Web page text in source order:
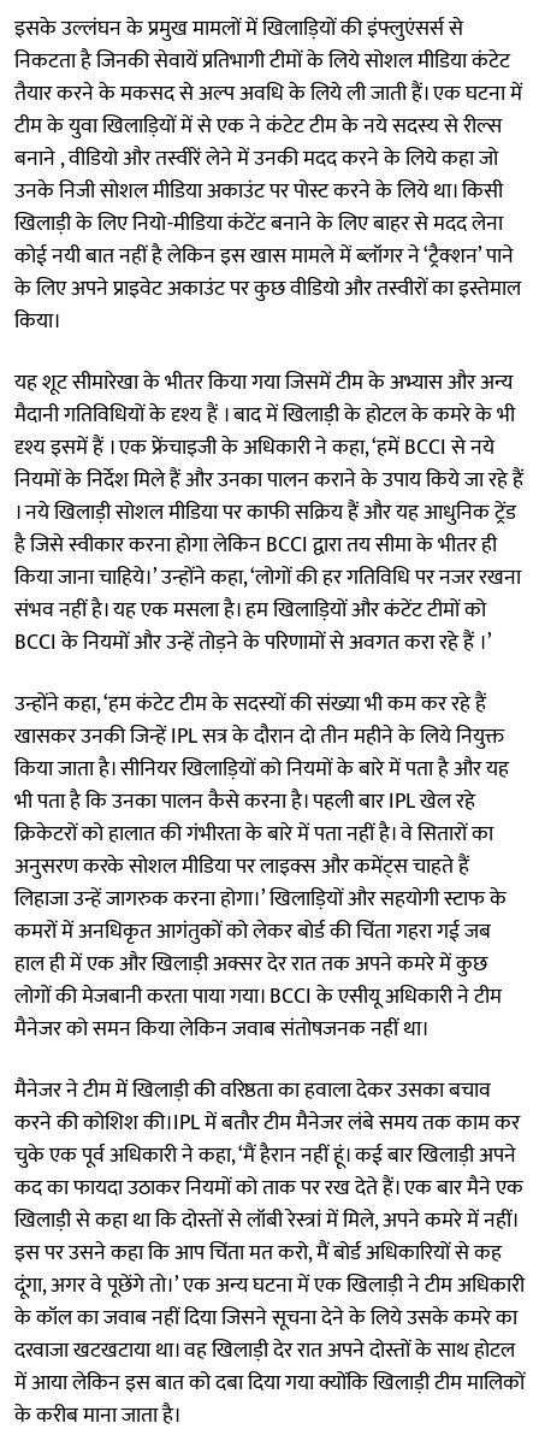
इसके उल्लंघन के प्रमुख मामलों में खिलाड़ियों की इंफ्लुएंसर्स से
निकटता है जिनकी सेवायें प्रतिभागी टीमों के लिये सोशल मीडिया कंटेट
तैयार करने के मकसद से अल्प अवधि के लिये ली जाती हैं। एक घटना में
टीम के युवा खिलाड़ियों में से एक ने कंटेट टीम के नये सदस्य से रील्स
बनाने , वीडियो और तस्वीरें लेने में उनकी मदद करने के लिये कहा जो
उनके निजी सोशल मीडिया अकाउंट पर पोस्ट करने के लिये था। किसी
खिलाड़ी के लिए नियो-मीडिया कंटेंट बनाने के लिए बाहर से मदद लेना
कोई नयी बात नहीं है लेकिन इस खास मामले में ब्लॉगर ने ‘ट्रैक्शन’ पाने
के लिए अपने प्राइवेट अकाउंट पर कुछ वीडियो और तस्वीरों का इस्तेमाल
किया।
यह शूट सीमारेखा के भीतर किया गया जिसमें टीम के अभ्यास और अन्य
मैदानी गतिविधियों के दृश्य हैं । बाद में खिलाड़ी के होटल के कमरे के भी
दृश्य इसमें हैं । एक फ्रेंचाइजी के अधिकारी ने कहा, ‘हमें BCCI से नये
नियमों के निर्देश मिले हैं और उनका पालन कराने के उपाय किये जा रहे हैं
। नये खिलाड़ी सोशल मीडिया पर काफी सक्रिय हैं और यह आधुनिक ट्रेंड
है जिसे स्वीकार करना होगा लेकिन BCCI द्वारा तय सीमा के भीतर ही
किया जाना चाहिये।’ उन्होंने कहा, ‘लोगों की हर गतिविधि पर नजर रखना
संभव नहीं है। यह एक मसला है। हम खिलाड़ियों और कंटेंट टीमों को
BCCI के नियमों और उन्हें तोड़ने के परिणामों से अवगत करा रहे हैं ।’
उन्होंने कहा, ‘हम कंटेट टीम के सदस्यों की संख्या भी कम कर रहे हैं
खासकर उनकी जिन्हें IPL सत्र के दौरान दो तीन महीने के लिये नियुक्त
किया जाता है। सीनियर खिलाड़ियों को नियमों के बारे में पता है और यह
भी पता है कि उनका पालन कैसे करना है। पहली बार IPL खेल रहे
क्रिकेटरों को हालात की गंभीरता के बारे में पता नहीं है। वे सितारों का
अनुसरण करके सोशल मीडिया पर लाइक्स और कमेंट्स चाहते हैं
लिहाजा उन्हें जागरुक करना होगा।’ खिलाड़ियों और सहयोगी स्टाफ के
कमरों में अनधिकृत आगंतुकों को लेकर बोर्ड की चिंता गहरा गई जब
हाल ही में एक और खिलाड़ी अक्सर देर रात तक अपने कमरे में कुछ
लोगों की मेजबानी करता पाया गया। ‍BCCI के एसीयू अधिकारी ने टीम
मैनेजर को समन किया लेकिन जवाब संतोषजनक नहीं था।
मैनेजर ने टीम में खिलाड़ी की वरिष्ठता का हवाला देकर उसका बचाव
करने की कोशिश की।IPL में बतौर टीम मैनेजर लंबे समय तक काम कर
चुके एक पूर्व अधिकारी ने कहा, ‘मैं हैरान नहीं हूं। कई बार खिलाड़ी अपने
कद का फायदा उठाकर नियमों को ताक पर रख देते हैं। एक बार मैने एक
खिलाड़ी से कहा था कि दोस्तों से लॉबी रेस्त्रां में मिले, अपने कमरे में नहीं।
इस पर उसने कहा कि आप चिंता मत करो, मैं बोर्ड अधिकारियों से कह
दूंगा, अगर वे पूछेंगे तो।’ एक अन्य घटना में एक खिलाड़ी ने टीम अधिकारी
के कॉल का जवाब नहीं दिया जिसने सूचना देने के लिये उसके कमरे का
दरवाजा खटखटाया था। वह खिलाड़ी देर रात अपने दोस्तों के साथ होटल
में आया लेकिन इस बात को दबा दिया गया क्योंकि खिलाड़ी टीम मालिकों
के करीब माना जाता है।